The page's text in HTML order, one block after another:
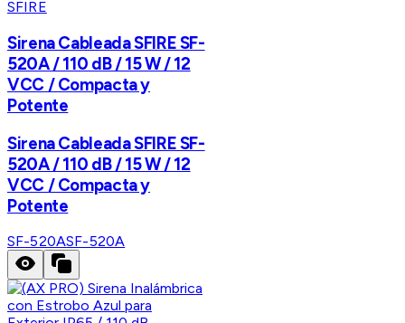
SFIRE
Sirena Cableada SFIRE SF-
520A / 110 dB / 15 W / 12
VCC / Compacta y
Potente
Sirena Cableada SFIRE SF-
520A / 110 dB / 15 W / 12
VCC / Compacta y
Potente
SF-520ASF-520A